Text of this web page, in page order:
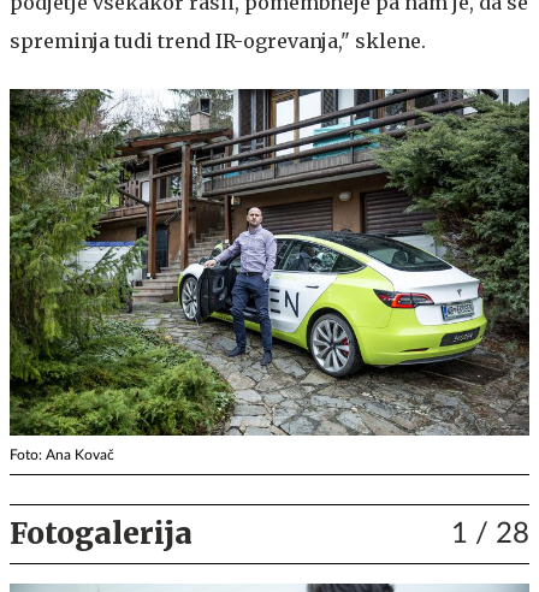
spreminja tudi trend IR-ogrevanja," sklene.
Foto: Ana Kovač
Fotogalerija 1 / 28